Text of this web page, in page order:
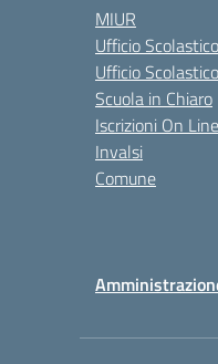
MIUR
Ufficio
Ufficio
Scuola in Chiaro
Iscrizioni On Line
Invalsi
Comune